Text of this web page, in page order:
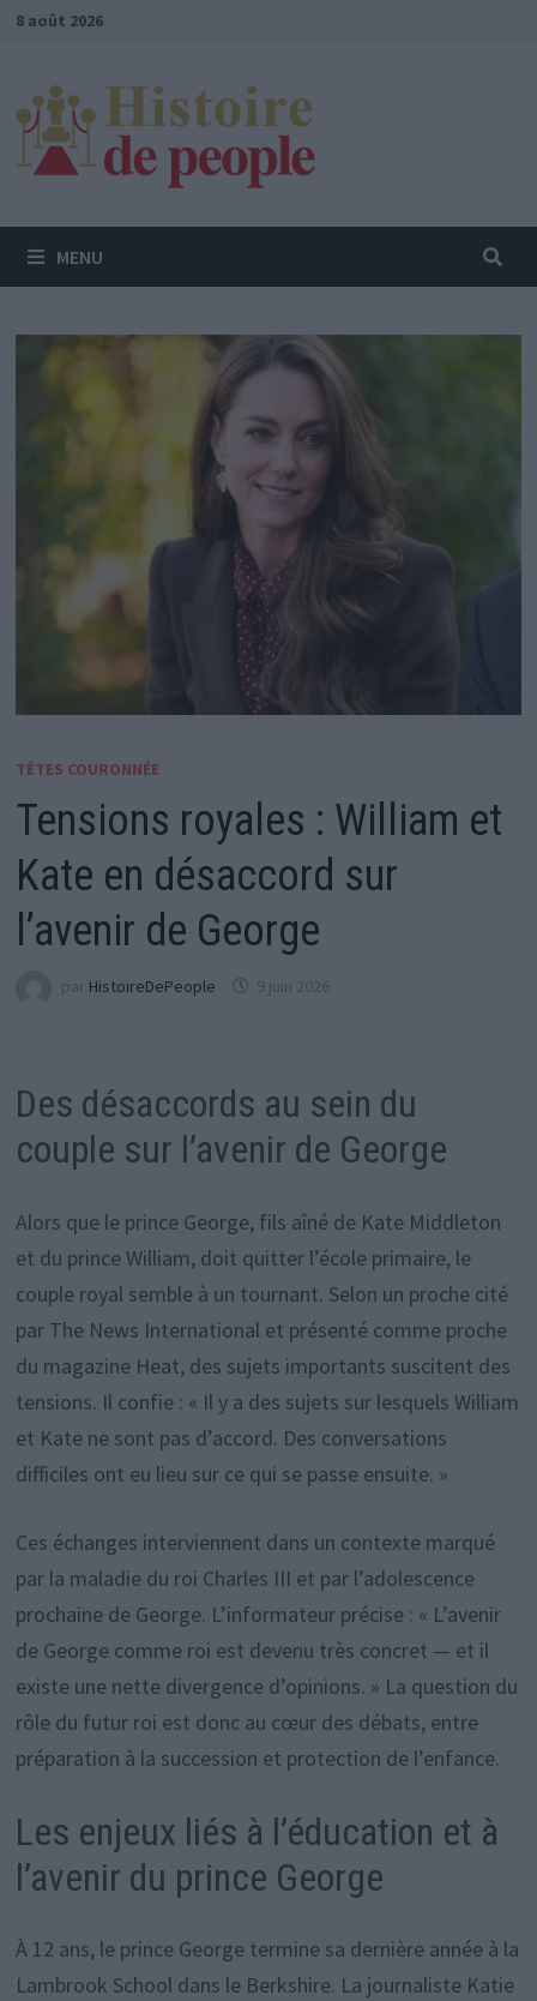
Passer
contenu
8 août 2026
MENU
TÊTES COURONNÉE
Tensions royales : William et
Kate en désaccord sur
l’avenir de George
par HistoireDePeople 9 juin 2026
Des désaccords au sein du
couple sur l’avenir de George
Alors que le prince George, fils aîné de Kate Middleton
et du prince William, doit quitter l’école primaire, le
couple royal semble à un tournant. Selon un proche cité
par The News International et présenté comme proche
du magazine Heat, des sujets importants suscitent des
tensions. Il confie : « Il y a des sujets sur lesquels William
et Kate ne sont pas d’accord. Des conversations
difficiles ont eu lieu sur ce qui se passe ensuite. »
Ces échanges interviennent dans un contexte marqué
par la maladie du roi Charles III et par l’adolescence
prochaine de George. L’informateur précise : « L’avenir
de George comme roi est devenu très concret — et il
existe une nette divergence d’opinions. » La question du
rôle du futur roi est donc au cœur des débats, entre
préparation à la succession et protection de l’enfance.
Les enjeux liés à l’éducation et à
l’avenir du prince George
À 12 ans, le prince George termine sa dernière année à la
Lambrook School dans le Berkshire. La journaliste Katie